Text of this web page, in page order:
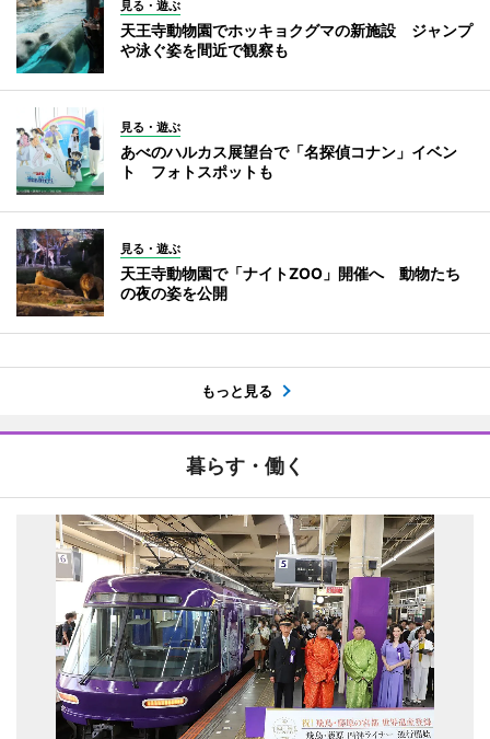
見る・遊ぶ
天王寺動物園でホッキョクグマの新施設 ジャンプ
や泳ぐ姿を間近で観察も
見る・遊ぶ
あべのハルカス展望台で「名探偵コナン」イベン
ト フォトスポットも
見る・遊ぶ
天王寺動物園で「ナイトZOO」開催へ 動物たち
の夜の姿を公開
もっと見る
暮らす・働く